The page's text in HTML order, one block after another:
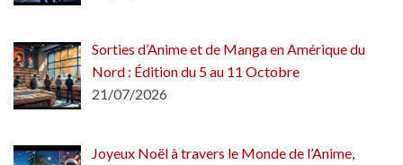
Sorties d’Anime et de Manga en Amérique du
Nord : Édition du 5 au 11 Octobre
21/07/2026
Joyeux Noël à travers le Monde de l’Anime,